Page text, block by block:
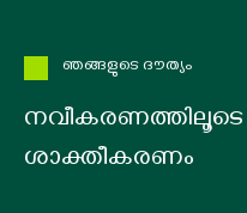
ഞങ്ങളുടെ ദൗത്യം
നവീകരണത്തിലൂടെ
ശാക്തീകരണം